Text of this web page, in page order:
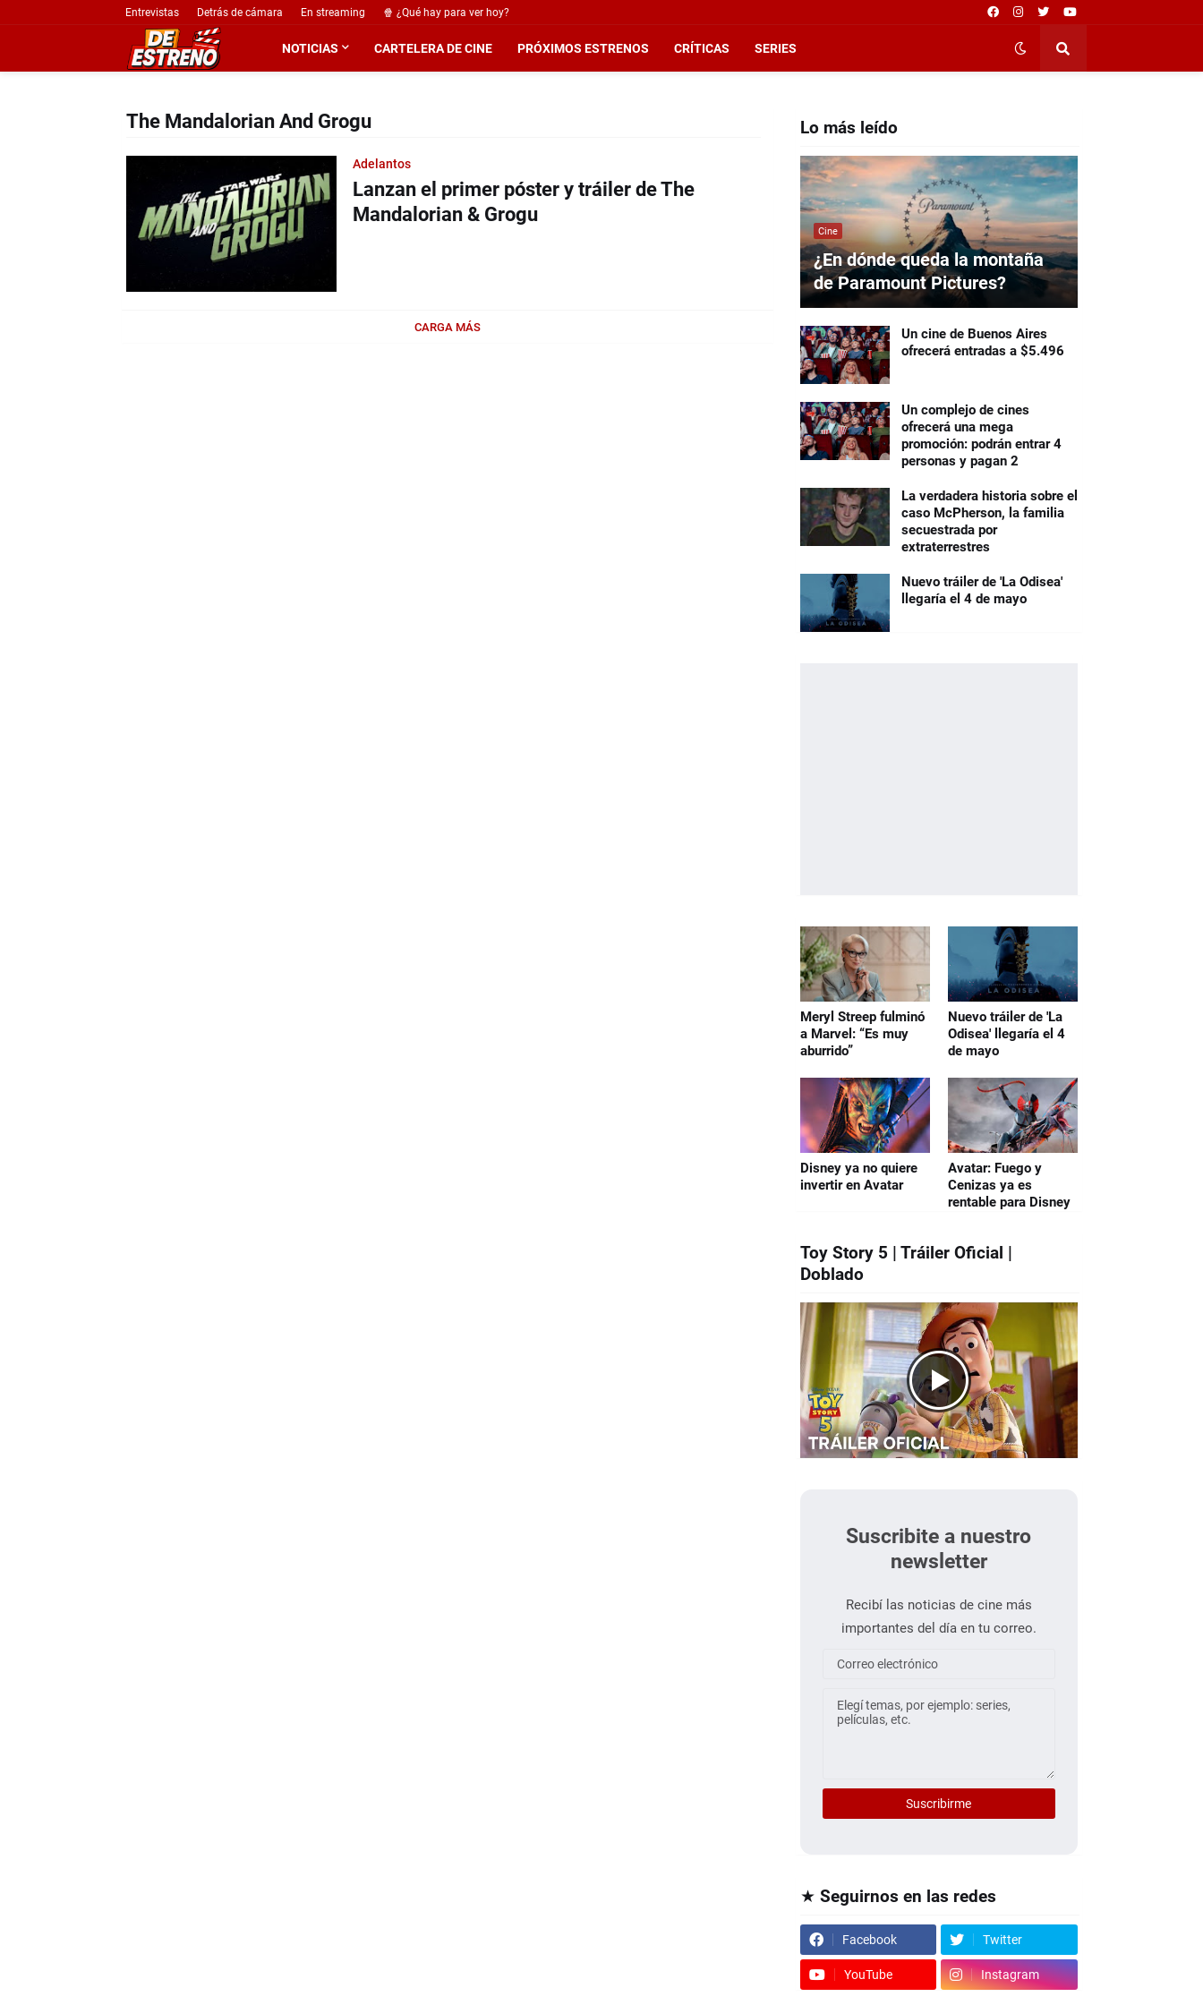
Entrevistas Detrás de cámara En streaming 🍿 ¿Qué hay para ver hoy?
NOTICIAS CARTELERA DE CINE PRÓXIMOS ESTRENOS CRÍTICAS SERIES
The Mandalorian And Grogu
Adelantos
Lanzan el primer póster y tráiler de The
Mandalorian & Grogu
CARGA MÁS
Lo más leído
Cine
¿En dónde queda la montaña
de Paramount Pictures?
Un cine de Buenos Aires
ofrecerá entradas a $5.496
Un complejo de cines
ofrecerá una mega
promoción: podrán entrar 4
personas y pagan 2
La verdadera historia sobre el
caso McPherson, la familia
secuestrada por
extraterrestres
Nuevo tráiler de 'La Odisea'
llegaría el 4 de mayo
Meryl Streep fulminó
a Marvel: “Es muy
aburrido”
Nuevo tráiler de 'La
Odisea' llegaría el 4
de mayo
Disney ya no quiere
invertir en Avatar
Avatar: Fuego y
Cenizas ya es
rentable para Disney
Toy Story 5 | Tráiler Oficial |
Doblado
Suscribite a nuestro
newsletter
Recibí las noticias de cine más
importantes del día en tu correo.
★ Seguirnos en las redes
Facebook Twitter
YouTube Instagram